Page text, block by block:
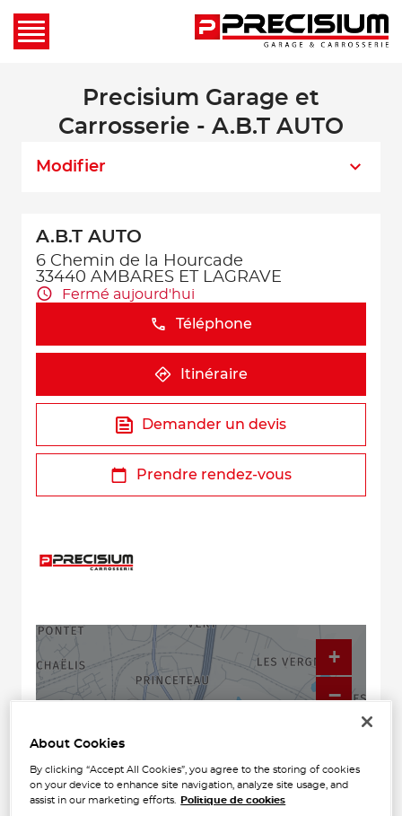
Precisium Garage et
Carrosserie - A.B.T AUTO
Modifier
A.B.T AUTO
6 Chemin de la Hourcade
33440 AMBARES ET LAGRAVE
Fermé aujourd'hui
Téléphone
Itinéraire
Demander un devis
Prendre rendez-vous
+
−
About Cookies
By clicking “Accept All Cookies”, you agree to the storing of cookies
on your device to enhance site navigation, analyze site usage, and
assist in our marketing efforts.
Politique de cookies